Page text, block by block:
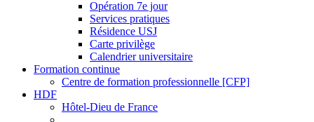
Opération 7e jour
Services pratiques
Résidence USJ
Carte privilège
Calendrier universitaire
Formation continue
Centre de formation professionnelle [CFP]
HDF
Hôtel-Dieu de France